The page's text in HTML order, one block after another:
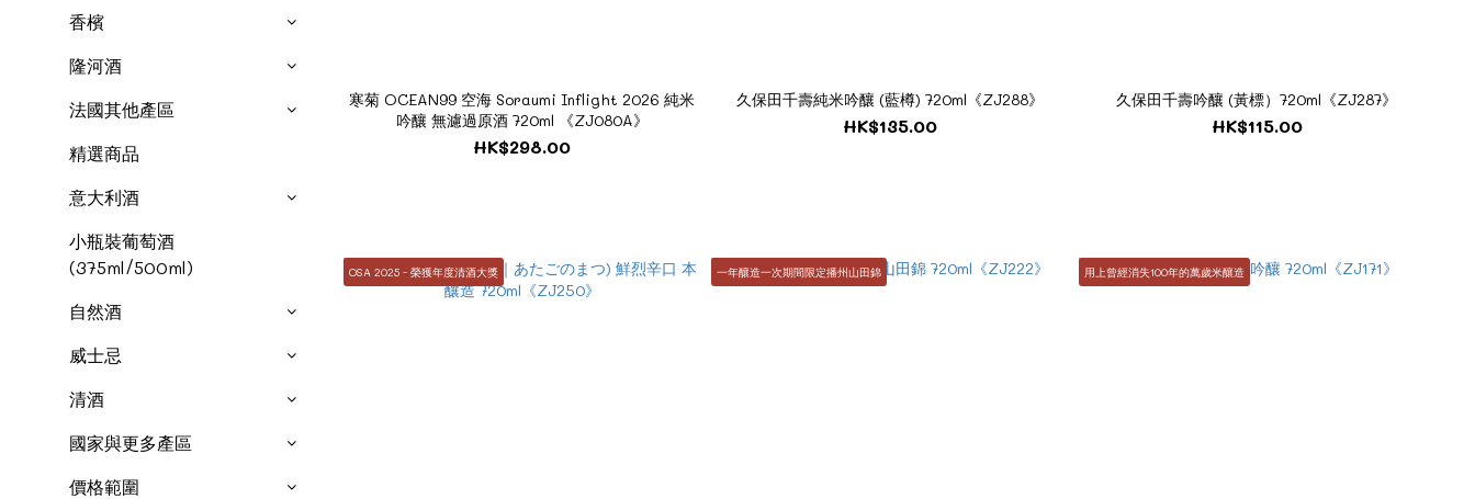
香檳
隆河酒
法國其他產區
精選商品
意大利酒
小瓶裝葡萄酒
(375ml/500ml)
自然酒
威士忌
清酒
國家與更多產區
價格範圍
寒菊 OCEAN99 空海 Soraumi Inflight 2026 純米
吟釀 無濾過原酒 720ml 《ZJ080A》
HK$298.00
久保田千壽純米吟釀 (藍樽) 720ml《ZJ288》
HK$135.00
久保田千壽吟釀 (黃標）720ml《ZJ287》
HK$115.00
OSA 2025 - 榮獲年度清酒大獎 一年釀造一次期間限定播州山田錦 用上曾經消失100年的萬歲米釀造